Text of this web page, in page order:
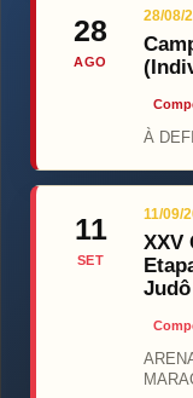
28
AGO
28/08/
À
11
SET
11/09/
XXV